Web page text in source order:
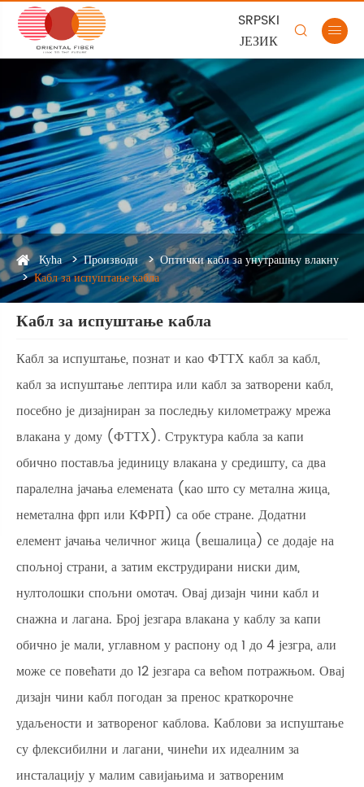
SRPSKI
ЈЕЗИК
 
Кућа Производи
Оптички кабл за унутрашњу влакну
Кабл за испуштање кабла
Кабл за испуштање кабла
Кабл за испуштање, познат и као ФТТХ кабл за кабл,
кабл за испуштање лептира или кабл за затворени кабл,
посебно је дизајниран за последњу километражу мрежа
влакана у дому (ФТТХ). Структура кабла за капи
обично поставља јединицу влакана у средишту, са два
паралелна јачања елемената (као што су метална жица,
неметална фрп или КФРП) са обе стране. Додатни
елемент јачања челичног жица (вешалица) се додаје на
спољној страни, а затим екструдирани ниски дим,
нултолошки спољни омотач. Овај дизајн чини кабл и
снажна и лагана. Број језгара влакана у каблу за капи
обично је мали, углавном у распону од 1 до 4 језгра, али
може се повећати до 12 језгара са већом потражњом. Овај
дизајн чини кабл погодан за пренос краткорочне
удаљености и затвореног каблова. Каблови за испуштање
су флексибилни и лагани, чинећи их идеалним за
инсталацију у малим савијањима и затвореним